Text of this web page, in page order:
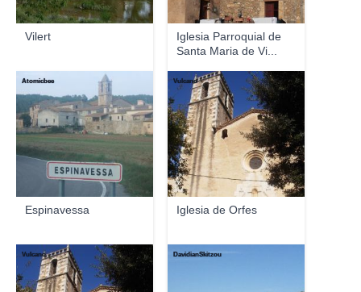
Vilert
Iglesia Parroquial de
Santa Maria de Vi...
Espinavessa
Atomicbee
Iglesia de Orfes
Vulcano
Vulcano DavidianSkitzou